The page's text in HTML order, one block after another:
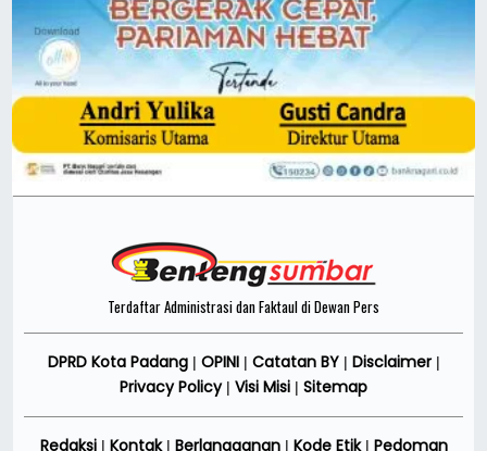
Terdaftar Administrasi dan Faktaul di Dewan Pers
DPRD Kota Padang| OPINI Catatan BY| Disclaimer|
Privacy Policy| Visi Misi Sitemap
Redaksi| Kontak| Berlangganan| Kode Etik| Pedoman